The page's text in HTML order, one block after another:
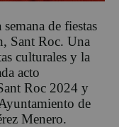
de fiestas
Sant Roc. Una
culturales y la
acto
Roc 2024 y
de
Menero.